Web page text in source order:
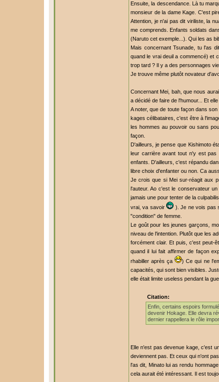
Ensuite, la descendance. Là tu
monsieur de la dame Kage. C'est
Attention, je n'ai pas dit viriliste, la
me comprends. Enfants soldats
(Naruto cet exemple...). Qui les as
Mais concernant Tsunade, tu l'as
quand le vrai deuil a commencé) et
trop tard ? Il y a des personnages
Je trouve même plutôt novateur
Concernant Mei, bah, que nous
a décidé de faire de l'humour... Et
A noter, que de toute façon dans
kages célibataires, c'est être à
les hommes au pouvoir ou sans
façon.
D'ailleurs, je pense que Kishimoto
leur carrière avant tout n'y est pas
enfants. D'ailleurs, c'est répandu
libre choix d'enfanter ou non. Ca
Je crois que si Mei sur-réagit aux
l'auteur. Ao c'est le conservateur
jamais une pour tenter de la
vrai, va savoir
). Je ne vois pas
"condition" de femme.
Le goût pour les jeunes garçons,
niveau de l'intention. Plutôt que les
forcément clair. Et puis, c'est peut-
quand il lui fait affirmer de façon
rhabiller après ça
) Ce qui ne
capacités, qui sont bien visibles.
elle était limite useless pendant la
Citation:
Enfin, certains espoirs
devenir Hokage. Elle devra
dernier rappellera le rôle
Elle n'est pas devenue kage, c'est
deviennent pas. Et ceux qui n'ont
l'as dit, Minato lui as rendu
cela aurait été intéressant. Il est